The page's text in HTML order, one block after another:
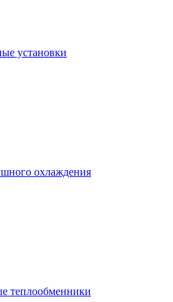
установки
охлаждения
теплообменники